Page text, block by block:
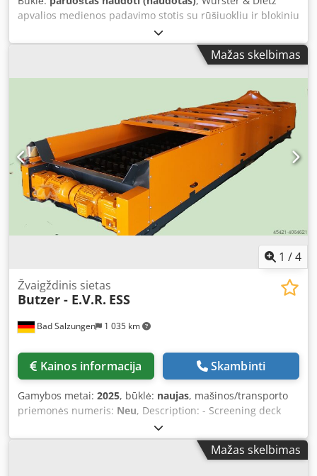
apvalios medienos padavimo stotis su rūšiuokliu ir blokiniu
traukikliu su išstūmėju Crsdpfx Aoyxrtaopvef
Mažas skelbimas
1 /4
Bad Salzungen 1 035 km
Žvaigždinis sietas
Butzer - E.V.R. ESS
Kainos informacija Skambinti
Gamybos metai: 2025, būklė: naujas, mašinos/transporto
priemonės numeris: Neu, Description: - Screening deck
system consisting of 1 deck for screening green
waste/biomass with a particle size of 0–80 mm -
Throughput capacity up to 150 m³/h (material-dependent) -
Mažas skelbimas